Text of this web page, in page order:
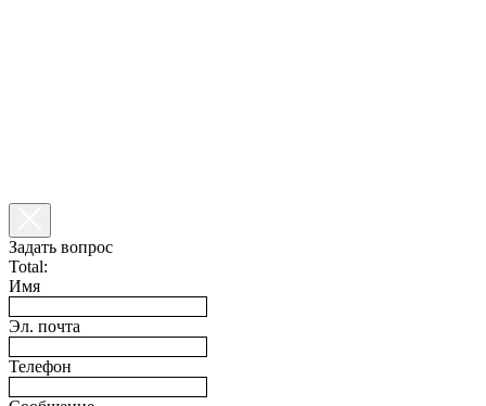
Задать вопрос
Total:
Имя
Эл. почта
Телефон